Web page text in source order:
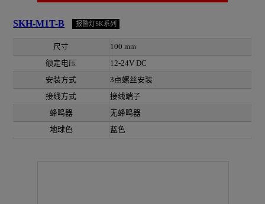
SKH-M1T-B 报警灯SK系列
尺寸
100 mm
额定电压
12-24V DC
安装方式
3点螺丝安装
接线方式
接线端子
蜂鸣器
无蜂鸣器
地球色
蓝色